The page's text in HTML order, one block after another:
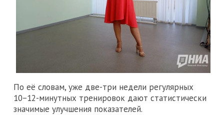
По её словам, уже две-три недели регулярных
10−12-минутных тренировок дают статистически
значимые улучшения показателей.